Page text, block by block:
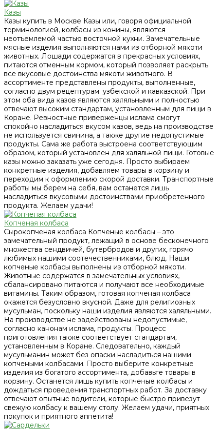
Казы
Казы купить в Москве Казы или, говоря официальной
терминологией, колбасы из конины, являются
неотъемлемой частью восточной кухни. Замечательные
мясные изделия выполняются нами из отборной мякоти
животных. Лошади содержатся в прекрасных условиях,
питаются отменным кормом, который позволяет раскрыть
все вкусовые достоинства мякоти животного. В
ассортименте представлены продукты, выполненные,
согласно двум рецептурам: узбекской и кавказской. При
этом оба вида казов являются халяльными и полностью
отвечают высоким стандартам, установленным для пищи в
Коране. Ревностные приверженцы ислама смогут
спокойно насладиться вкусом казов, ведь на производстве
не используется свинина, а также другие недопустимые
продукты. Сама же работа выстроена соответствующим
образом, который установлен для халяльной пищи. Готовые
казы можно заказать уже сегодня. Просто выбираем
конкретные изделия, добавляем товары в корзину и
переходим к оформлению скорой доставки. Транспортные
работы мы берем на себя, вам останется лишь
насладиться вкусовыми достоинствами приобретенного
продукта. Желаем удачи!
Копченая колбаса
Сырокопченая колбаса Копченые колбасы – это
замечательный продукт, лежащий в основе бесконечного
множества сендвичей, бутербродов и других, горячо
любимых нашими соотечественниками, блюд. Наши
копченые колбасы выполнены из отборной мякоти.
Животные содержатся в замечательных условиях,
сбалансировано питаются и получают все необходимые
витамины. Таким образом, готовая копченая колбаса
окажется безусловно вкусной. Даже для религиозных
мусульман, поскольку наши изделия являются халяльными.
На производстве не задействованы недопустимые,
согласно канонам ислама, продукты. Процесс
приготовления также соответствует стандартам,
установленным в Коране. Следовательно, каждый
мусульманин может без опаски насладиться нашими
копчеными колбасами. Просто выберите конкретные
изделия из богатого ассортимента, добавьте товары в
корзину. Останется лишь купить копченые колбасы и
дождаться проведения транспортных работ. За доставку
отвечают опытные водители, которые быстро привезут
свежую колбасу к вашему столу. Желаем удачи, приятных
покупок и приятного аппетита!